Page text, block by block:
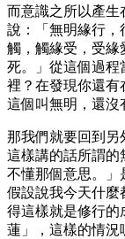
而意識之所以產生
說：「無明緣行，
觸，觸緣受，受緣
死。」從這個過程
裡？在發現你還有
這個叫無明，還沒
那我們就要回到另
這樣講的話所謂的
不懂那個意思。」
假設說我今天什麼
得這樣就是修行的
蓮」，這樣的情況